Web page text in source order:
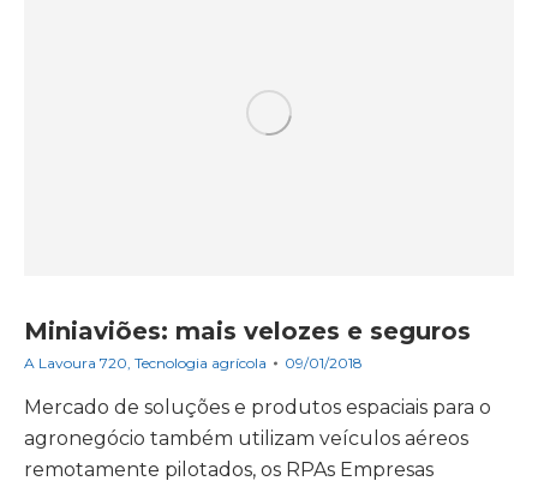
Miniaviões: mais velozes e seguros
A Lavoura 720, Tecnologia agrícola 09/01/2018
Mercado de soluções e produtos espaciais para o
agronegócio também utilizam veículos aéreos
remotamente pilotados, os RPAs Empresas